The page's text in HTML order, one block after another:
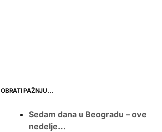
OBRATI PAŽNJU…
Sedam dana u Beogradu – ove
nedelje…